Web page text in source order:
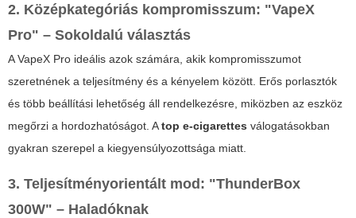
2. Középkategóriás kompromisszum: "VapeX
Pro" – Sokoldalú választás
A VapeX Pro ideális azok számára, akik kompromisszumot
szeretnének a teljesítmény és a kényelem között. Erős porlasztók
és több beállítási lehetőség áll rendelkezésre, miközben az eszköz
megőrzi a hordozhatóságot. Atop e-cigarettes válogatásokban
gyakran szerepel a kiegyensúlyozottsága miatt.
3. Teljesítményorientált mod: "ThunderBox
300W" – Haladóknak